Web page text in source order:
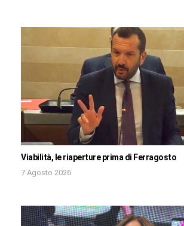
Viabilità, le riaperture prima di Ferragosto
7 Agosto 2026